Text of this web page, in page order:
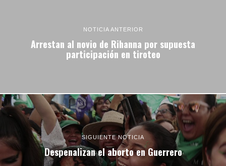
NOTICIA ANTERIOR
Arrestan al novio de Rihanna por supuesta
participación en tiroteo
SIGUIENTE NOTICIA
Despenalizan el aborto en Guerrero